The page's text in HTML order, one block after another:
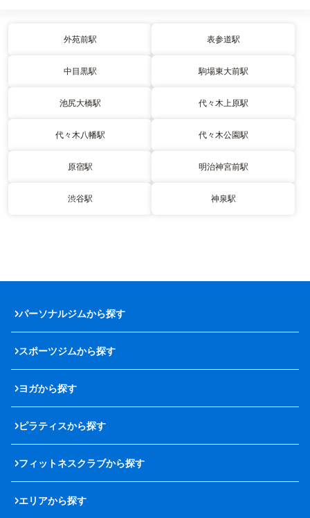
外苑前駅 表参道駅
中目黒駅 駒場東大前駅
池尻大橋駅 代々木上原駅
代々木八幡駅 代々木公園駅
原宿駅 明治神宮前駅
渋谷駅 神泉駅
パーソナルジムから探す
スポーツジムから探す
ヨガから探す
ピラティスから探す
フィットネスクラブから探す
エリアから探す